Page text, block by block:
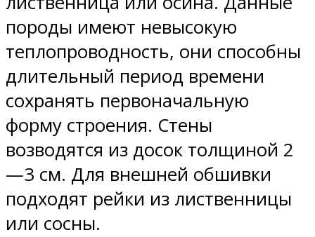
породы имеют невысокую
теплопроводность, они способны
длительный период времени
сохранять первоначальную
форму строения. Стены
возводятся из досок толщиной 2
—3 см. Для внешней обшивки
подходят рейки из лиственницы
или сосны.